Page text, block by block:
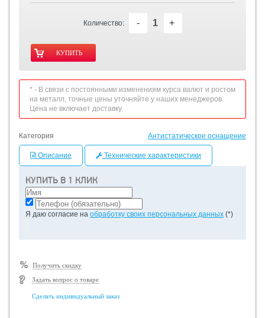
КУПИТЬ В 1 КЛИК
Я даю согласие на обработку своих персональных данных (*)
Получить скидку
Задать вопрос о товаре
Сделать индивидуальный заказ
Количество: - +
* - В связи с постоянными изменениям курса валют и ростом
на металл, точные цены уточняйте у наших менеджеров.
Цена не включает доставку.
Категория Антистатическое оснащение
Описание Технические характеристики